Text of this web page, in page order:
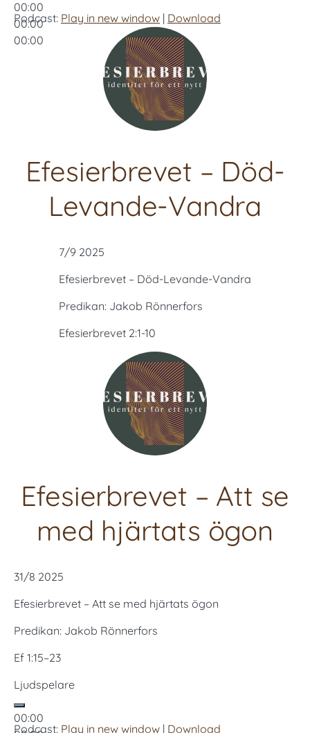
00:00
00:00
00:00
Podcast: Play in new window | Download
Efesierbrevet – Död-
Levande-Vandra
7/9 2025
Efesierbrevet – Död-Levande-Vandra
Predikan: Jakob Rönnerfors
Efesierbrevet 2:1-10
Efesierbrevet – Att se
med hjärtats ögon
31/8 2025
Efesierbrevet – Att se med hjärtats ögon
Predikan: Jakob Rönnerfors
Ef 1:15–23
Ljudspelare
00:00
Podcast: Play in new window | Download